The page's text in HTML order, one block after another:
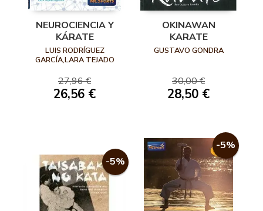
NEUROCIENCIA Y
KÁRATE
LUIS RODRÍGUEZ
GARCÍA,LARA TEJADO
27,96 €
26,56 €
OKINAWAN
KARATE
GUSTAVO GONDRA
30,00 €
28,50 €
-5%
-5%